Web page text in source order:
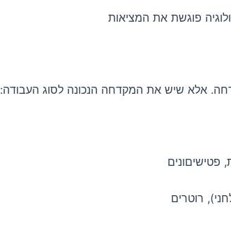
פוגשת את המציאות
אלא שיש את המקדחה הנכונה לסוג העבודה:
פטישיםונים
רוטרים